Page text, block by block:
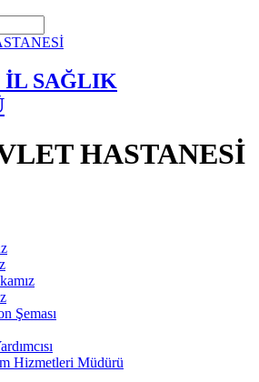
SAĞLIK
HASTANESİ
Şeması
Hizmetleri Müdürü